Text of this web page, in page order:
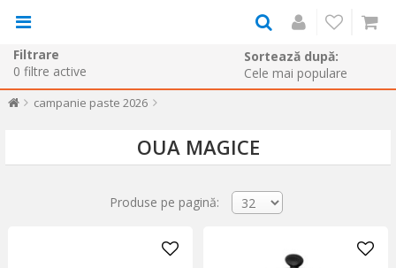
Filtrare
0 filtre active
Sortează după:
campanie paste 2026
OUA MAGICE
Produse pe pagină: